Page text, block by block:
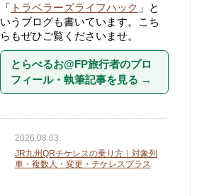
「 トラベラーズライフハック 」と
いうブログも書いています。こち
らもぜひご覧くださいませ。
とらべるお@FP旅行者のプロ
フィール・執筆記事を見る →
2026.08.03.
JR九州QRチケレスの乗り方｜対象列
車・複数人・変更・チケレスプラス